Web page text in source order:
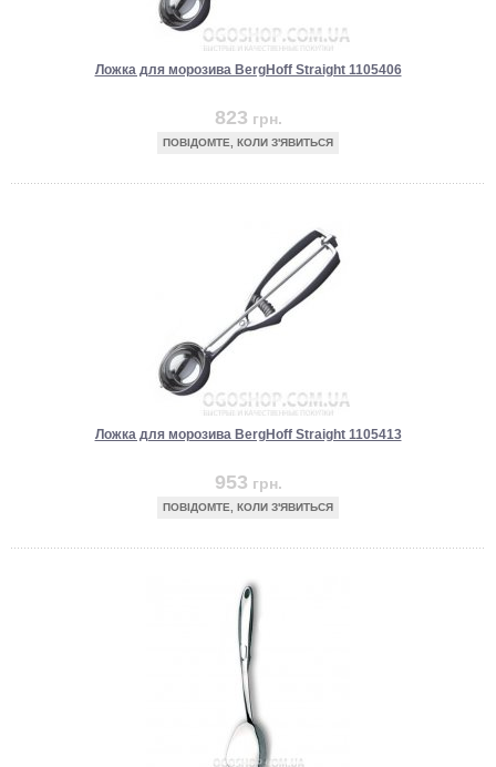
Ложка для морозива BergHoff Straight 1105406
823 грн.
ПОВІДОМТЕ, КОЛИ З'ЯВИТЬСЯ
Ложка для морозива BergHoff Straight 1105413
953 грн.
ПОВІДОМТЕ, КОЛИ З'ЯВИТЬСЯ